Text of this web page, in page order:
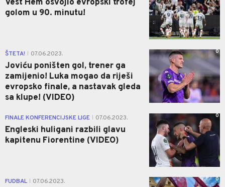
Vest Hem osvojio evropski trofej
golom u 90. minutu!
ŠTETA! 07.06.2023.
Joviću poništen gol, trener ga
zamijenio! Luka mogao da riješi
evropsko finale, a nastavak gleda
sa klupe! (VIDEO)
0
FINALE KONFERENCIJSKE LIGE 07.06.2023.
Engleski huligani razbili glavu
kapitenu Fiorentine (VIDEO)
0
FUDBAL 07.06.2023. 0